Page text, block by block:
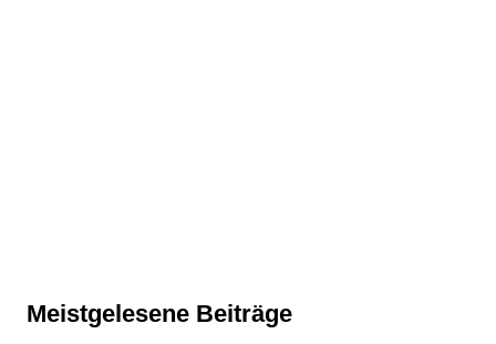
Meistgelesene Beiträge